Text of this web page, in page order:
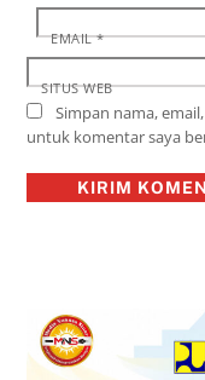
EMAIL*
SITUS WEB
Simpan nama,
untuk komentar saya